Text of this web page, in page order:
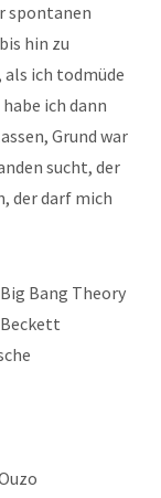
spontanen
hin zu
als ich todmüde
ich dann
Grund war
sucht, der
der darf mich
Bang Theory